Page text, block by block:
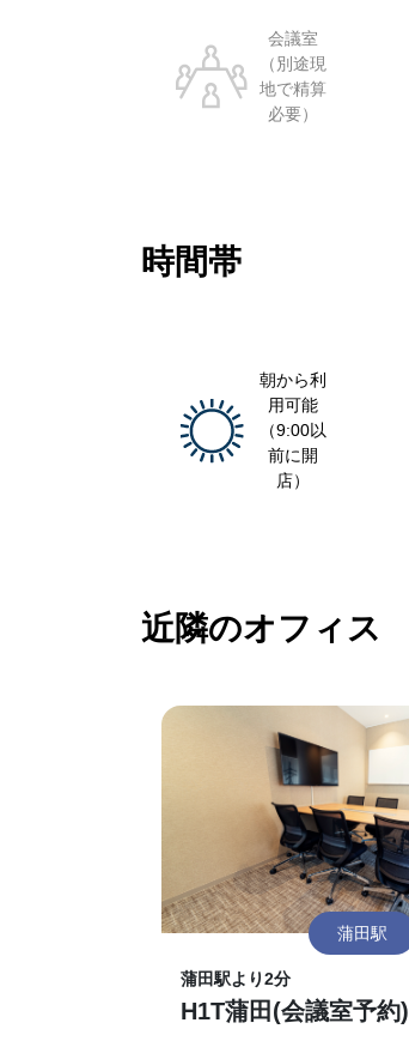
会議室
（別途現
地で精算
必要）
時間帯
朝から利
用可能
（9:00以
前に開
店）
近隣のオフィス
蒲田駅
蒲田駅より2分
H1T蒲田(会議室予約)